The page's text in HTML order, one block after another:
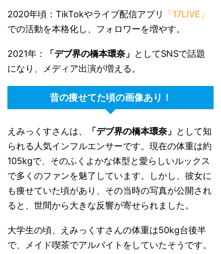
2020年頃：TikTokやライブ配信アプリ
「17LIVE」
での活動を本格化し、フォロワーを増やす。
2021年： 「デブ界の橋本環奈」
としてSNSで話題
になり、メディア出演が増える。
昔の痩せてた頃の画像あり！
えみっくすさんは、 「デブ界の橋本環奈」
として知
られる人気インフルエンサーです。現在の体重は約
105kgで、そのふくよかな体型と愛らしいルックス
で多くのファンを魅了しています。しかし、彼女に
も痩せていた頃があり、その当時の写真が公開され
ると、世間から大きな反響が寄せられました。
大学生の頃、えみっくすさんの体重は50kg台後半
で、メイド喫茶でアルバイトをしていたそうです。